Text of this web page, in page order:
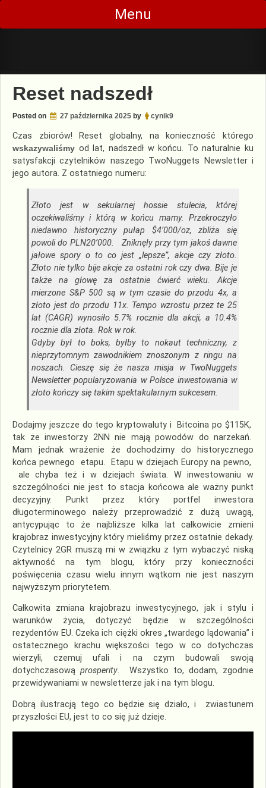
Skip
content
Menu
Reset nadszedł
Posted on 27 października 2025 by cynik9
Czas zbiorów! Reset globalny, na konieczność którego
wskazywaliśmy od lat, nadszedł w końcu. To naturalnie ku
satysfakcji czytelników naszego TwoNuggets Newsletter i
jego autora. Z ostatniego numeru:
Złoto jest w sekularnej hossie stulecia, której
oczekiwaliśmy i którą w końcu mamy. Przekroczyło
niedawno historyczny pułap $4’000/oz, zbliża się
powoli do PLN20’000. Zniknęły przy tym jakoś dawne
jałowe spory o to co jest „lepsze”, akcje czy złoto.
Złoto nie tylko bije akcje za ostatni rok czy dwa. Bije je
także na głowę za ostatnie ćwierć wieku. Akcje
mierzone S&P 500 są w tym czasie do przodu 4x, a
złoto jest do przodu 11x. Tempo wzrostu przez te 25
lat (CAGR) wynosiło 5.7% rocznie dla akcji, a 10.4%
rocznie dla złota. Rok w rok.
Gdyby był to boks, byłby to nokaut techniczny, z
nieprzytomnym zawodnikiem znoszonym z ringu na
noszach. Cieszę się że nasza misja w TwoNuggets
Newsletter popularyzowania w Polsce inwestowania w
złoto kończy się takim spektakularnym sukcesem.
Dodajmy jeszcze do tego kryptowaluty i Bitcoina po $115K,
tak że inwestorzy 2NN nie mają powodów do narzekań.
Mam jednak wrażenie że dochodzimy do historycznego
końca pewnego etapu. Etapu w dziejach Europy na pewno,
ale chyba też i w dziejach świata. W inwestowaniu w
szczególności nie jest to stacja końcowa ale ważny punkt
decyzyjny. Punkt przez który portfel inwestora
długoterminowego należy przeprowadzić z dużą uwagą,
antycypując to że najbliższe kilka lat całkowicie zmieni
krajobraz inwestycyjny który mieliśmy przez ostatnie dekady.
Czytelnicy 2GR muszą mi w związku z tym wybaczyć niską
aktywność na tym blogu, który przy konieczności
poświęcenia czasu wielu innym wątkom nie jest naszym
najwyższym priorytetem.
Całkowita zmiana krajobrazu inwestycyjnego, jak i stylu i
warunków życia, dotyczyć będzie w szczególności
rezydentów EU. Czeka ich ciężki okres „twardego lądowania” i
ostatecznego krachu większości tego w co dotychczas
wierzyli, czemuj ufali i na czym budowali swoją
dotychczasowąprosperity. Wszystko to, dodam, zgodnie
przewidywaniami w newsletterze jak i na tym blogu.
Dobrą ilustracją tego co będzie się działo, i zwiastunem
przyszłości EU, jest to co się już dzieje.